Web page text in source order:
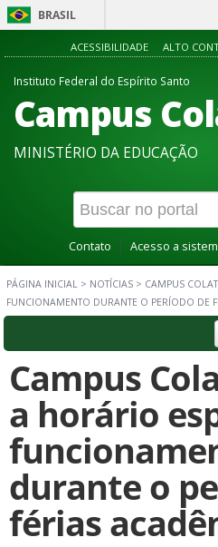
BRASIL
ACESSIBILIDADE ALTO
Instituto Federal do Espírito Santo
Campus
MINISTÉRIO DA EDUCAÇÃO
Contato Acesso a
PÁGINA INICIAL > NOTÍCIAS > CAMPUS
FUNCIONAMENTO DURANTE O PERÍODO DE
Campus
a horário
durante o
férias